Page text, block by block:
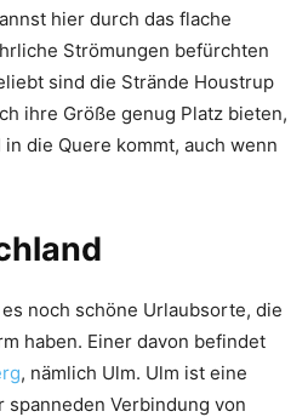
hier durch das flache
Strömungen befürchten
sind die Strände Houstrup
ihre Größe genug Platz bieten,
die Quere kommt, auch wenn
noch schöne Urlaubsorte, die
haben. Einer davon befindet
, nämlich Ulm. Ulm ist eine
spanneden Verbindung von